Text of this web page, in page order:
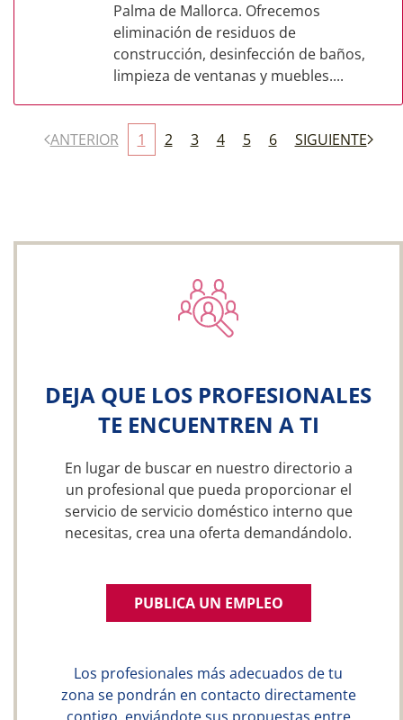
Palma de Mallorca. Ofrecemos
eliminación de residuos de
construcción, desinfección de baños,
limpieza de ventanas y muebles....
ANTERIOR 1 2 3 4 5 6 SIGUIENTE
DEJA QUE LOS PROFESIONALES
TE ENCUENTREN A TI
En lugar de buscar en nuestro directorio a
un profesional que pueda proporcionar el
servicio de servicio doméstico interno que
necesitas, crea una oferta demandándolo.
PUBLICA UN EMPLEO
Los profesionales más adecuados de tu
zona se pondrán en contacto directamente